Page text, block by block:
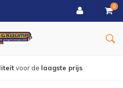
0
vanaf € 150